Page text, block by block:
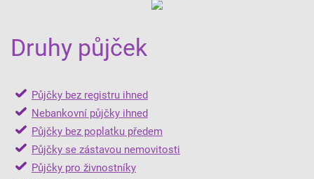
Druhy půjček
Půjčky bez registru ihned
Nebankovní půjčky ihned
Půjčky bez poplatku předem
Půjčky se zástavou nemovitosti
Půjčky pro živnostníky